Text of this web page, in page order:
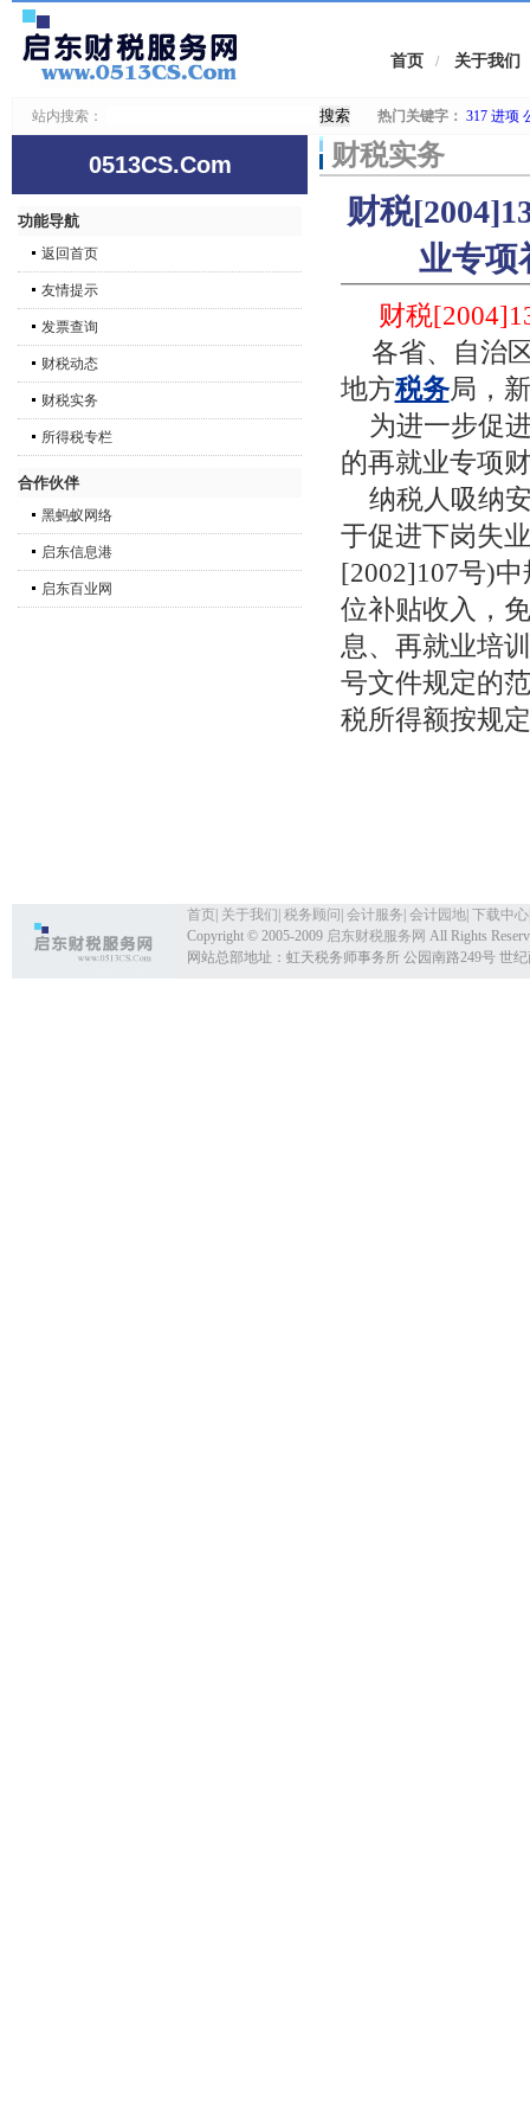
首页 / 关于我们
站内搜索： 热门关键字： 317 进项
0513CS.Com
功能导航
返回首页
友情提示
发票查询
财税动态
财税实务
所得税专栏
合作伙伴
黑蚂蚁网络
启东信息港
启东百业网
财税实务
财税
业专项
财税
各省、自治
地方税务局，
为进一步促
的再就业专项
纳税人吸纳
于促进下岗失
[2002]107号)
位补贴收入，
息、再就业培
号文件规定的
税所得额按规
首页 关于我们 税务顾问 会计服务 会计园地 下载中心
Copyright © 2005-2009 启东财税服务网 All Rights
网站总部地址：虹天税务师事务所 公园南路249号 世